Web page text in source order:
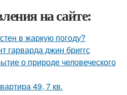
на сайте:
в жаркую погоду?
гарварда джин бриггс
о природе человеческого
49, 7 кв.